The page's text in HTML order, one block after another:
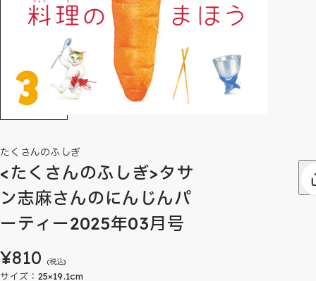
たくさんのふしぎ
<たくさんのふしぎ>タサ
ン志麻さんのにんじんパ
ーティー2025年03月号
¥810 (税込)
サイズ：25×19.1cm